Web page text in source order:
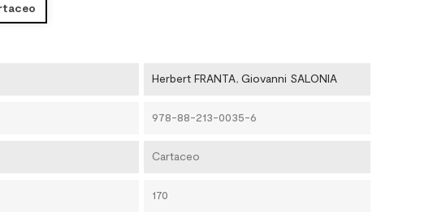
Herbert FRANTA, Giovanni SALONIA
978-88-213-0035-6
Cartaceo
170